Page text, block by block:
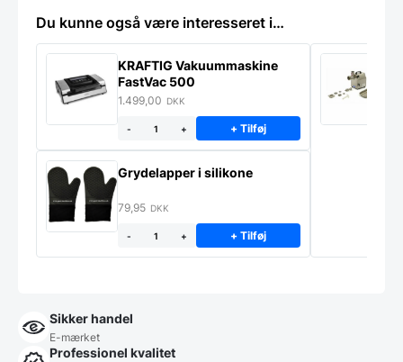
Du kunne også være interesseret i…
KRAFTIG Vakuummaskine
FastVac 500
1.499,00 DKK
- + + Tilføj
Grydelapper i silikone
79,95 DKK
- + + Tilføj
Sikker handel
E-mærket
Professionel kvalitet